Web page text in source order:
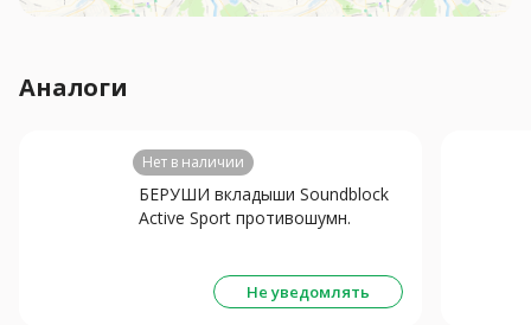
Аналоги
Нет в наличии
БЕРУШИ вкладыши Soundblock
Active Sport противошумн.
Не уведомлять